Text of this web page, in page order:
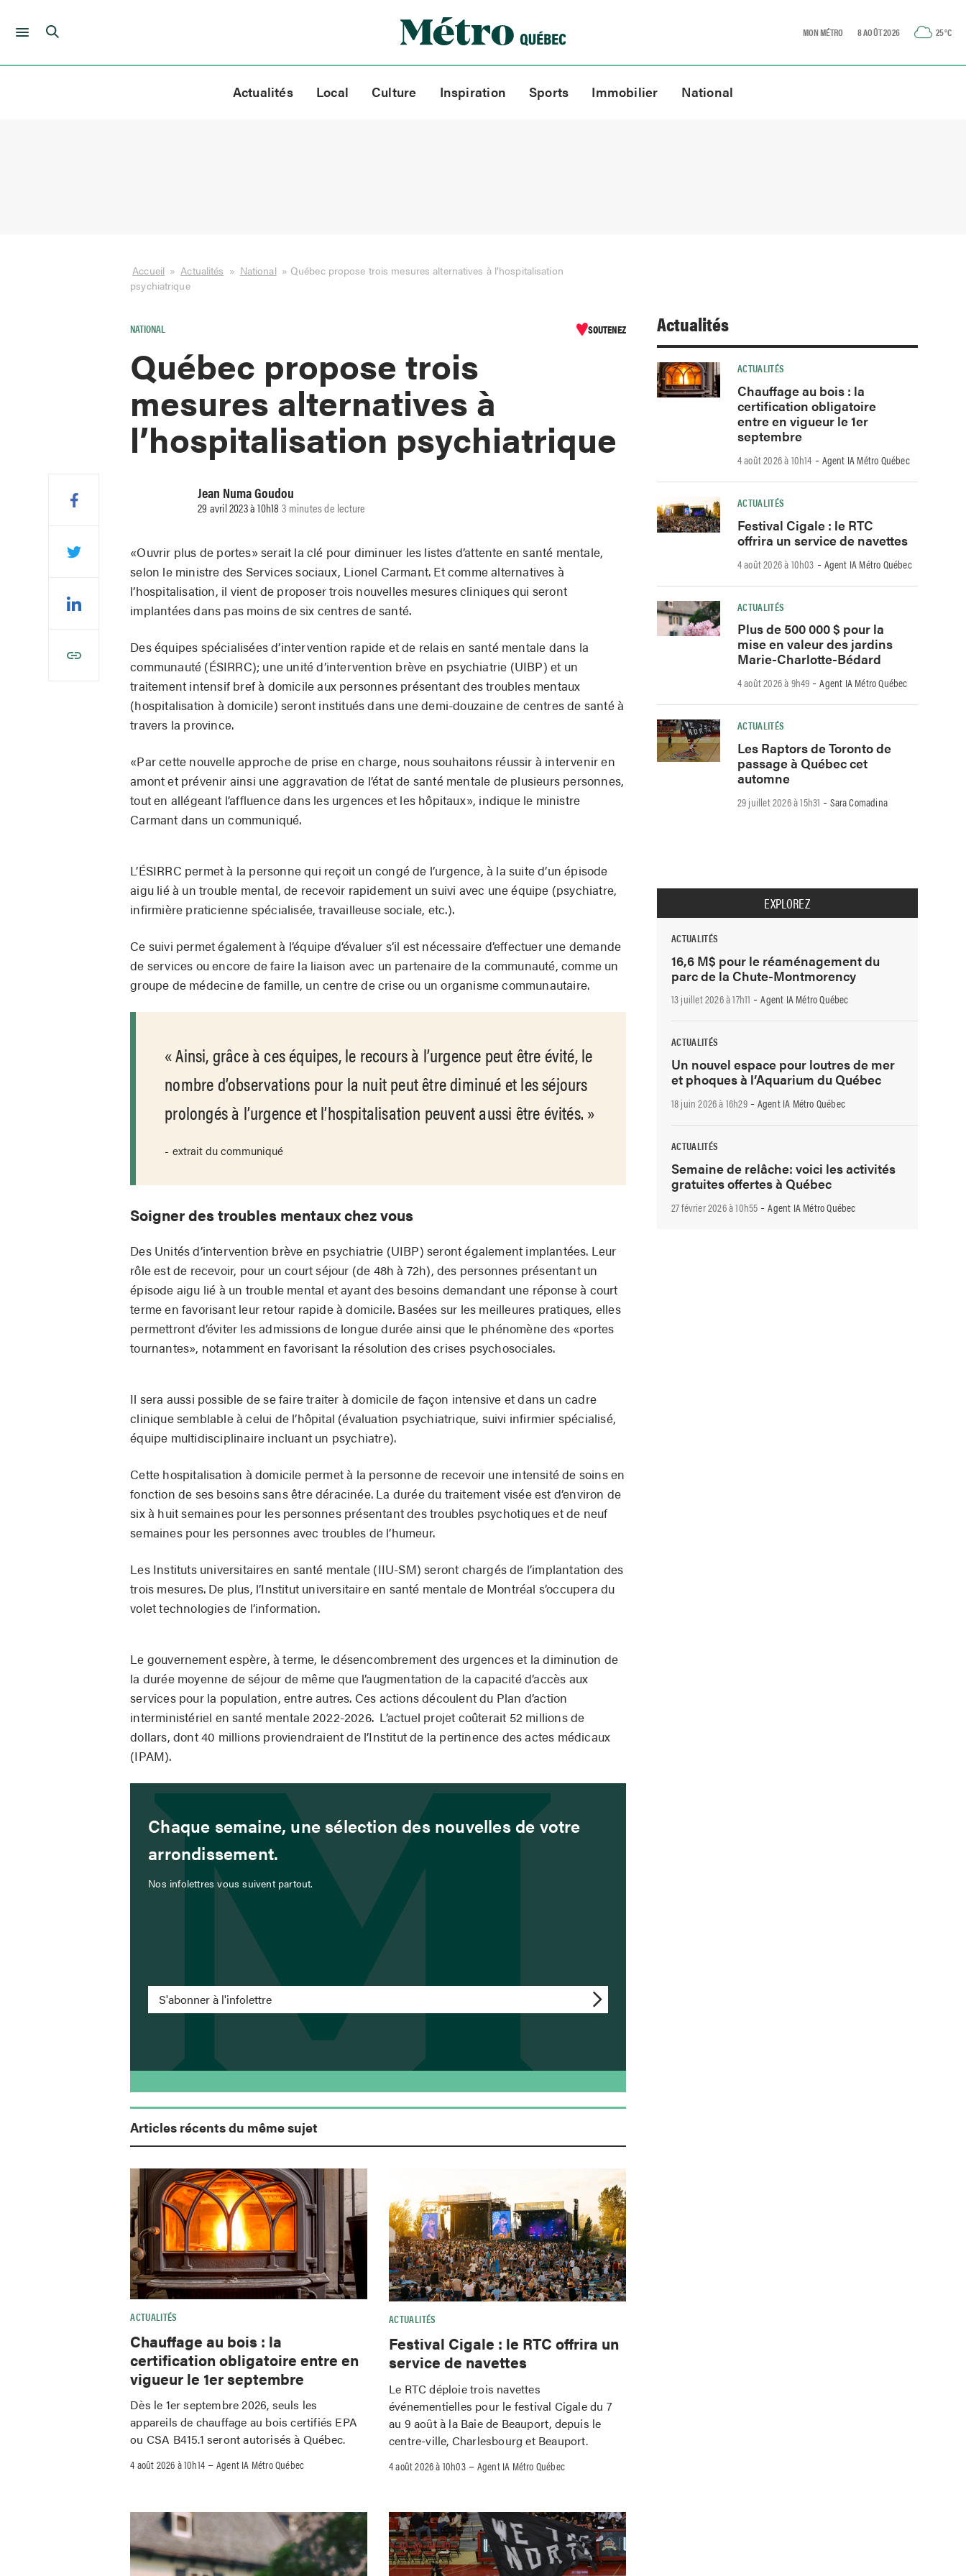
Skip
MON MÉTRO 8 AOÛT 2026 25°C
Actualités Local Culture Inspiration Sports Immobilier National
Accueil » Actualités » National » Québec propose trois mesures alternatives à l’hospitalisation
psychiatrique
NATIONAL SOUTENEZ
Québec propose trois
mesures alternatives à
l’hospitalisation psychiatrique
Jean Numa Goudou
29 avril 2023 à 10h18 3 minutes de lecture
«Ouvrir plus de portes» serait la clé pour diminuer les listes d’attente en santé mentale,
selon le ministre des Services sociaux, Lionel Carmant. Et comme alternatives à
l’hospitalisation, il vient de proposer trois nouvelles mesures cliniques qui seront
implantées dans pas moins de six centres de santé.
Des équipes spécialisées d’intervention rapide et de relais en santé mentale dans la
communauté (ÉSIRRC); une unité d’intervention brève en psychiatrie (UIBP) et un
traitement intensif bref à domicile aux personnes présentant des troubles mentaux
(hospitalisation à domicile) seront institués dans une demi-douzaine de centres de santé à
travers la province.
«Par cette nouvelle approche de prise en charge, nous souhaitons réussir à intervenir en
amont et prévenir ainsi une aggravation de l’état de santé mentale de plusieurs personnes,
tout en allégeant l’affluence dans les urgences et les hôpitaux», indique le ministre
Carmant dans un communiqué.
L’ÉSIRRC permet à la personne qui reçoit un congé de l’urgence, à la suite d’un épisode
aigu lié à un trouble mental, de recevoir rapidement un suivi avec une équipe (psychiatre,
infirmière praticienne spécialisée, travailleuse sociale, etc.).
Ce suivi permet également à l’équipe d’évaluer s’il est nécessaire d’effectuer une demande
de services ou encore de faire la liaison avec un partenaire de la communauté, comme un
groupe de médecine de famille, un centre de crise ou un organisme communautaire.
Ainsi, grâce à ces équipes, le recours à l’urgence peut être évité, le
nombre d’observations pour la nuit peut être diminué et les séjours
prolongés à l’urgence et l’hospitalisation peuvent aussi être évités.
extrait du communiqué
Soigner des troubles mentaux chez vous
Des Unités d’intervention brève en psychiatrie (UIBP) seront également implantées. Leur
rôle est de recevoir, pour un court séjour (de 48h à 72h), des personnes présentant un
épisode aigu lié à un trouble mental et ayant des besoins demandant une réponse à court
terme en favorisant leur retour rapide à domicile. Basées sur les meilleures pratiques, elles
permettront d’éviter les admissions de longue durée ainsi que le phénomène des «portes
tournantes», notamment en favorisant la résolution des crises psychosociales.
Il sera aussi possible de se faire traiter à domicile de façon intensive et dans un cadre
clinique semblable à celui de l’hôpital (évaluation psychiatrique, suivi infirmier spécialisé,
équipe multidisciplinaire incluant un psychiatre).
Cette hospitalisation à domicile permet à la personne de recevoir une intensité de soins en
fonction de ses besoins sans être déracinée. La durée du traitement visée est d’environ de
six à huit semaines pour les personnes présentant des troubles psychotiques et de neuf
semaines pour les personnes avec troubles de l’humeur.
Les Instituts universitaires en santé mentale (IIU-SM) seront chargés de l’implantation des
trois mesures. De plus, l’Institut universitaire en santé mentale de Montréal s’occupera du
volet technologies de l’information.
Le gouvernement espère, à terme, le désencombrement des urgences et la diminution de
la durée moyenne de séjour de même que l’augmentation de la capacité d’accès aux
services pour la population, entre autres. Ces actions découlent du Plan d’action
interministériel en santé mentale 2022-2026. L’actuel projet coûterait 52 millions de
dollars, dont 40 millions proviendraient de l’Institut de la pertinence des actes médicaux
(IPAM).
Chaque semaine, une sélection des nouvelles de votre
arrondissement.
Nos infolettres vous suivent partout.
S'abonner à l'infolettre
Articles récents du même sujet
ACTUALITÉS
Chauffage au bois : la
certification obligatoire entre en
vigueur le 1er septembre
Dès le 1er septembre 2026, seuls les
appareils de chauffage au bois certifiés EPA
ou CSA B415.1 seront autorisés à Québec.
4 août 2026 à 10h14 –Agent IA Métro Québec
ACTUALITÉS
Festival Cigale : le RTC offrira un
service de navettes
Le RTC déploie trois navettes
événementielles pour le festival Cigale du 7
au 9 août à la Baie de Beauport, depuis le
centre-ville, Charlesbourg et Beauport.
4 août 2026 à 10h03–Agent IA Métro Québec
Actualités
ACTUALITÉS
Chauffage au bois : la
certification obligatoire
entre en vigueur le 1er
septembre
4 août 2026 à 10h14 -Agent IA Métro Québec
ACTUALITÉS
Festival Cigale : le RTC
offrira un service de navettes
4 août 2026 à 10h03 -Agent IA Métro Québec
ACTUALITÉS
Plus de 500 000 $ pour la
mise en valeur des jardins
Marie-Charlotte-Bédard
4 août 2026 à 9h49 -Agent IA Métro Québec
ACTUALITÉS
Les Raptors de Toronto de
passage à Québec cet
automne
29 juillet 2026 à 15h31 -Sara Comadina
EXPLOREZ
ACTUALITÉS
16,6 M$ pour le réaménagement du
parc de la Chute-Montmorency
13 juillet 2026 à 17h11 -Agent IA Métro Québec
ACTUALITÉS
Un nouvel espace pour loutres de mer
et phoques à l’Aquarium du Québec
18 juin 2026 à 16h29-Agent IA Métro Québec
ACTUALITÉS
Semaine de relâche: voici les activités
gratuites offertes à Québec
27 février 2026 à 10h55 -Agent IA Métro Québec